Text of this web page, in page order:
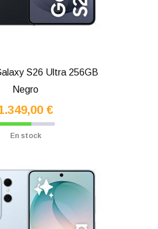
S26 Ultra 256GB
Negro
€
En stock